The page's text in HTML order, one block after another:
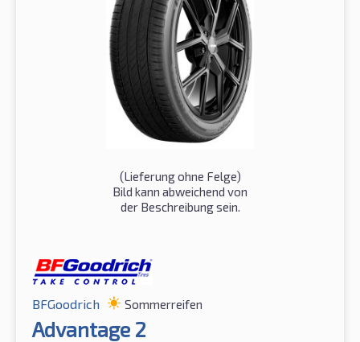
(Lieferung ohne Felge)
Bild kann abweichend von
der Beschreibung sein.
BFGoodrich Sommerreifen
Advantage 2